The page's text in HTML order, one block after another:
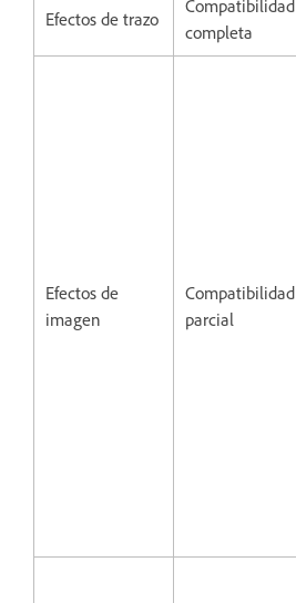
Efectos de trazo
Compatibilidad
completa
Efectos de
imagen
Compatibilidad
parcial